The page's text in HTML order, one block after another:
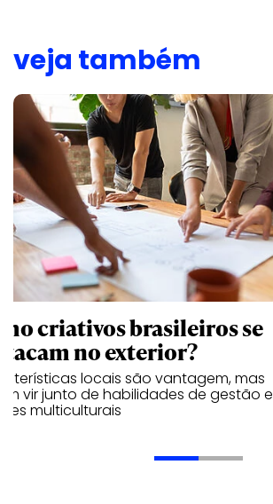
veja também
criativos brasileiros se
no exterior?
locais são vantagem, mas
vir junto de habilidades de gestão e
multiculturais